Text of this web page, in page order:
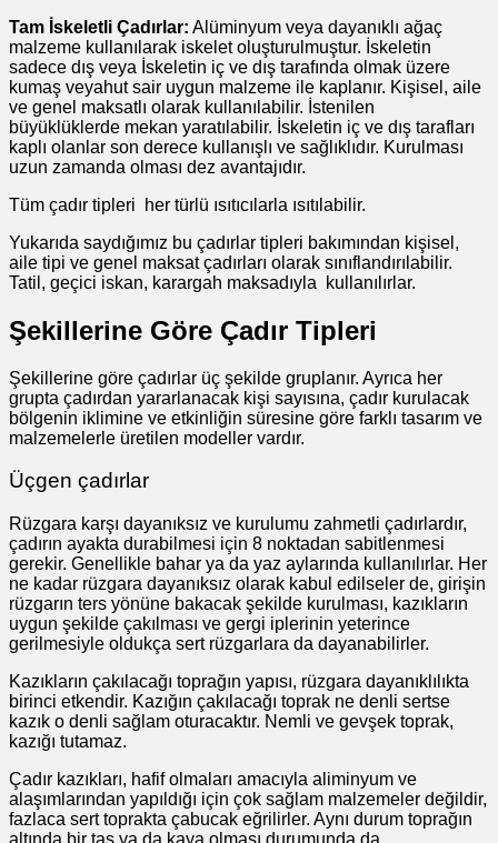
Tam İskeletli Çadırlar: Alüminyum veya dayanıklı ağaç
malzeme kullanılarak iskelet oluşturulmuştur. İskeletin
sadece dış veya İskeletin iç ve dış tarafında olmak üzere
kumaş veyahut sair uygun malzeme ile kaplanır. Kişisel, aile
ve genel maksatlı olarak kullanılabilir. İstenilen
büyüklüklerde mekan yaratılabilir. İskeletin iç ve dış tarafları
kaplı olanlar son derece kullanışlı ve sağlıklıdır. Kurulması
uzun zamanda olması dez avantajıdır.
Tüm çadır tipleri her türlü ısıtıcılarla ısıtılabilir.
Yukarıda saydığımız bu çadırlar tipleri bakımından kişisel,
aile tipi ve genel maksat çadırları olarak sınıflandırılabilir.
Tatil, geçici iskan, karargah maksadıyla kullanılırlar.
Şekillerine Göre Çadır Tipleri
Şekillerine göre çadırlar üç şekilde gruplanır. Ayrıca her
grupta çadırdan yararlanacak kişi sayısına, çadır kurulacak
bölgenin iklimine ve etkinliğin süresine göre farklı tasarım ve
malzemelerle üretilen modeller vardır.
Üçgen çadırlar
Rüzgara karşı dayanıksız ve kurulumu zahmetli çadırlardır,
çadırın ayakta durabilmesi için 8 noktadan sabitlenmesi
gerekir. Genellikle bahar ya da yaz aylarında kullanılırlar. Her
ne kadar rüzgara dayanıksız olarak kabul edilseler de, girişin
rüzgarın ters yönüne bakacak şekilde kurulması, kazıkların
uygun şekilde çakılması ve gergi iplerinin yeterince
gerilmesiyle oldukça sert rüzgarlara da dayanabilirler.
Kazıkların çakılacağı toprağın yapısı, rüzgara dayanıklılıkta
birinci etkendir. Kazığın çakılacağı toprak ne denli sertse
kazık o denli sağlam oturacaktır. Nemli ve gevşek toprak,
kazığı tutamaz.
Çadır kazıkları, hafif olmaları amacıyla aliminyum ve
alaşımlarından yapıldığı için çok sağlam malzemeler değildir,
fazlaca sert toprakta çabucak eğrilirler. Aynı durum toprağın
altında bir taş ya da kaya olması durumunda da